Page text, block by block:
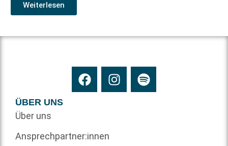
Weiterlesen
ÜBER UNS
Über uns
Ansprechpartner:innen